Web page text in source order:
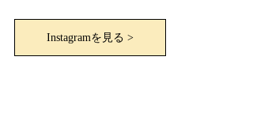
Instagramを見る >